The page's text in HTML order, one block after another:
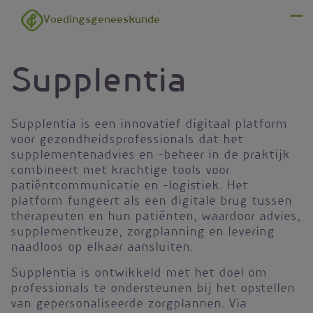
Overslaan en naar de inhoud gaan
Voedingsgeneeskunde
Supplentia
Supplentia is een innovatief digitaal platform
voor gezondheidsprofessionals dat het
supplementenadvies en -beheer in de praktijk
combineert met krachtige tools voor
patiëntcommunicatie en -logistiek. Het
platform fungeert als een digitale brug tussen
therapeuten en hun patiënten, waardoor advies,
supplementkeuze, zorgplanning en levering
naadloos op elkaar aansluiten.
Supplentia is ontwikkeld met het doel om
professionals te ondersteunen bij het opstellen
van gepersonaliseerde zorgplannen. Via